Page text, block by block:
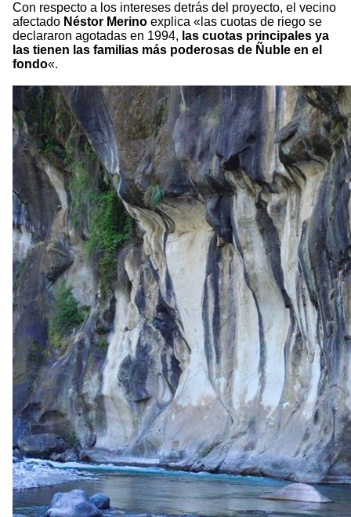
Con respecto a los intereses detrás del proyecto, el vecino
afectado Néstor Merino explica «las cuotas de riego se
declararon agotadas en 1994, las cuotas principales ya
las tienen las familias más poderosas de Ñuble en el
fondo«.